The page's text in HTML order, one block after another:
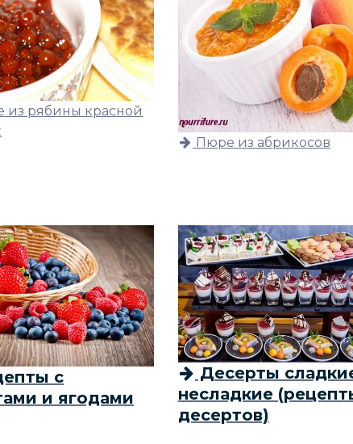
из рябины красной
Пюре из абрикосов
с
и ягодами
Десерты
несладкие
десертов)